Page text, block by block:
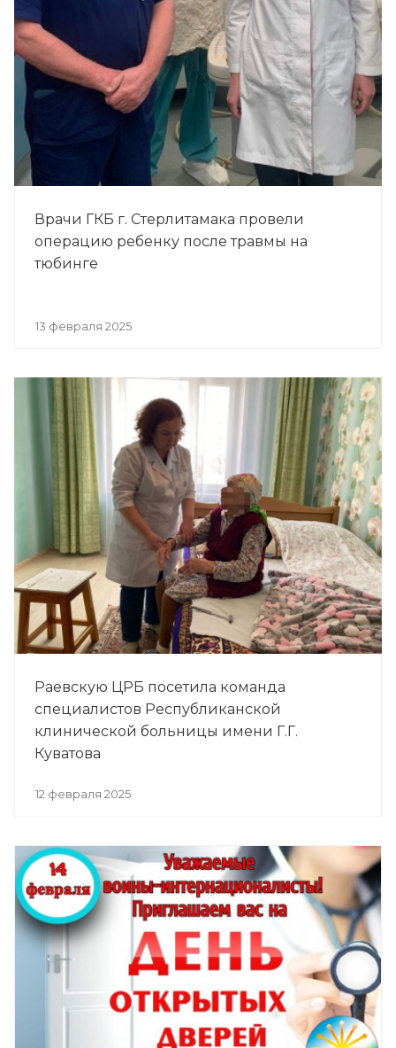
Врачи ГКБ г. Стерлитамака провели
операцию ребенку после травмы на
тюбинге
13 февраля 2025
Раевскую ЦРБ посетила команда
специалистов Республиканской
клинической больницы имени Г.Г.
Куватова
12 февраля 2025